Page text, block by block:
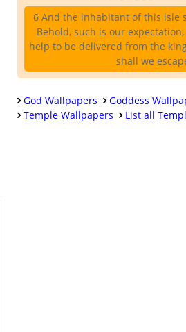
6 And the inhabitant of this isle
Behold, such is our
help to be delivered from the
shall we
God Wallpapers
Goddess
Temple Wallpapers
List all